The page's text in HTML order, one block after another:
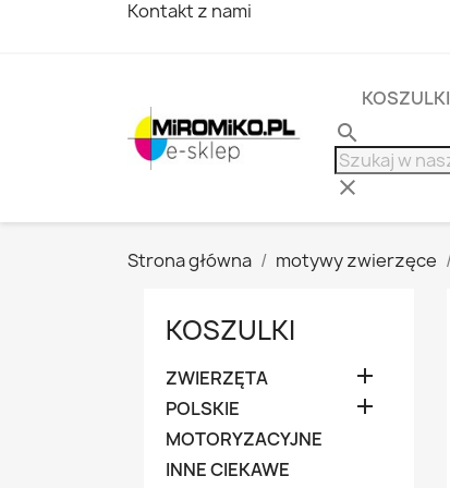
Kontakt z nami
KOSZULKI
search
clear
Strona główna motywy zwierzęce
KOSZULKI
ZWIERZĘTA 
POLSKIE 
MOTORYZACYJNE
INNE CIEKAWE